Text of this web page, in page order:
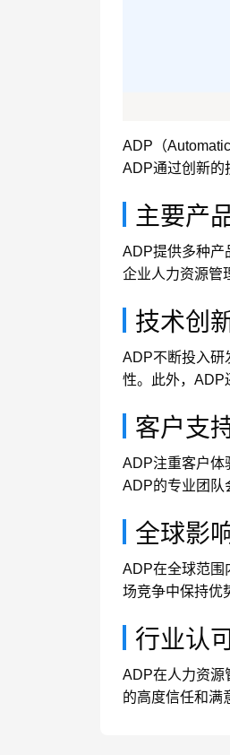
ADP（
ADP通过创新的
主要产
ADP提供多种产
企业人力资源管
技术创
ADP不断投入研
性。此外，ADP
客户支
ADP注重客户体
ADP的专业团队
全球影
ADP在全球范围
场竞争中保持优
行业认
ADP在人力资源
的高度信任和满